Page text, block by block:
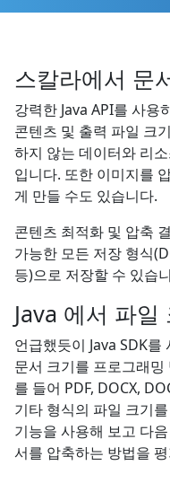
스칼라에서 문
강력한 Java API를 사용
콘텐츠 및 출력 파일 크
하지 않는 데이터와 리
입니다. 또한 이미지를
게 만들 수도 있습니다.
콘텐츠 최적화 및 압축
가능한 모든 저장 형식
등)으로 저장할 수 있습
Java 에서 파일
언급했듯이 Java SDK
문서 크기를 프로그래
를 들어 PDF, DOCX,
기타 형식의 파일 크기
기능을 사용해 보고 다
서를 압축하는 방법을